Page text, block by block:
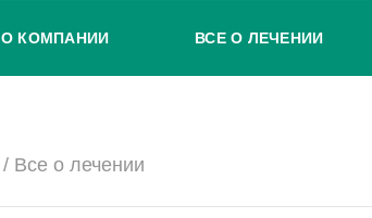
О КОМПАНИИ ВСЕ О ЛЕЧЕНИИ
/ Все о лечении